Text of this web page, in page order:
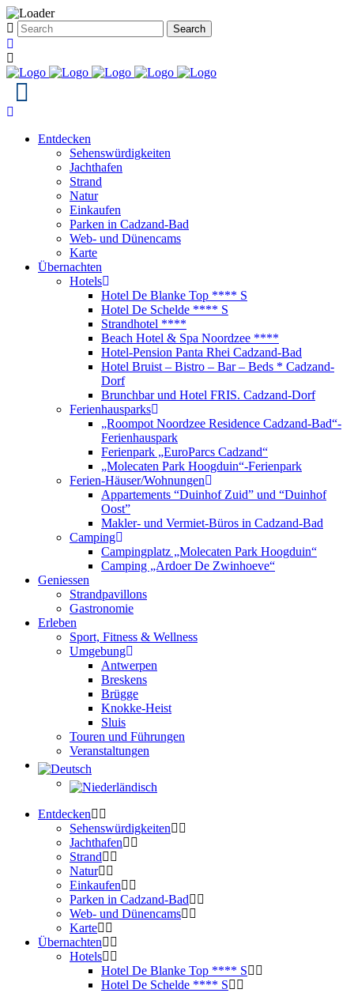
Entdecken
Sehenswürdigkeiten
Jachthafen
Strand
Natur
Einkaufen
Parken in Cadzand-Bad
Web- und Dünencams
Karte
Übernachten
Hotels
Hotel De Blanke Top **** S
Hotel De Schelde **** S
Strandhotel ****
Beach Hotel & Spa Noordzee ****
Hotel-Pension Panta Rhei Cadzand-Bad
Hotel Bruist – Bistro – Bar – Beds * Cadzand-
Dorf
Brunchbar und Hotel FRIS. Cadzand-Dorf
Ferienhausparks
„Roompot Noordzee Residence Cadzand-Bad“-
Ferienhauspark
Ferienpark „EuroParcs Cadzand“
„Molecaten Park Hoogduin“-Ferienpark
Ferien-Häuser/Wohnungen
Appartements “Duinhof Zuid” und “Duinhof
Oost”
Makler- und Vermiet-Büros in Cadzand-Bad
Camping
Campingplatz „Molecaten Park Hoogduin“
Camping „Ardoer De Zwinhoeve“
Geniessen
Strandpavillons
Gastronomie
Erleben
Sport, Fitness & Wellness
Umgebung
Antwerpen
Breskens
Brügge
Knokke-Heist
Sluis
Touren und Führungen
Veranstaltungen
Entdecken
Sehenswürdigkeiten
Jachthafen
Strand
Natur
Einkaufen
Parken in Cadzand-Bad
Web- und Dünencams
Karte
Übernachten
Hotels
Hotel De Blanke Top **** S
Hotel De Schelde **** S